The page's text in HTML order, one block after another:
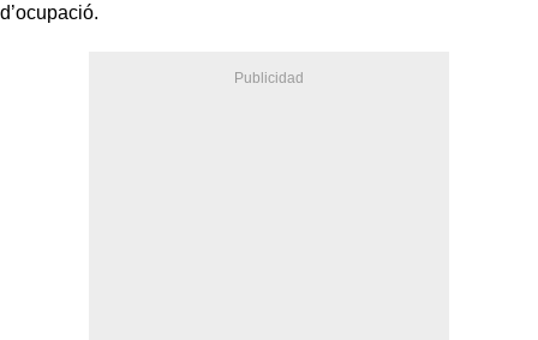
d’ocupació.